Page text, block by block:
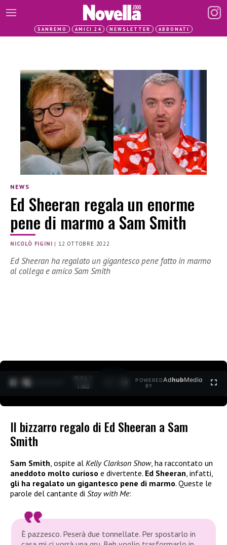
SANREMO AMICI 24 NEWSLETTER ABBONATI
NEWS
Ed Sheeran regala un enorme
pene di marmo a Sam Smith
NICOLÒ FIGINI | 12 OTTOBRE 2022
Ed Sheeran ha regalato un gigantesco pene fatto in marmo
al collega e amico Sam Smith
0:15 /
1:40
POWERED
BY
AdhubMedia
Il bizzarro regalo di Ed Sheeran a Sam
Smith
Sam Smith, ospite al Kelly Clarkson Show, ha raccontato un
aneddoto molto curioso e divertente. Ed Sheeran, infatti,
gli ha regalato un gigantesco pene di marmo. Queste le
parole del cantante di Stay with Me:
È pazzesco. Peserà due tonnellate. Per spostarlo in